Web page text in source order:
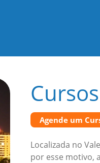
Agende um
Localizada no
por esse motivo,